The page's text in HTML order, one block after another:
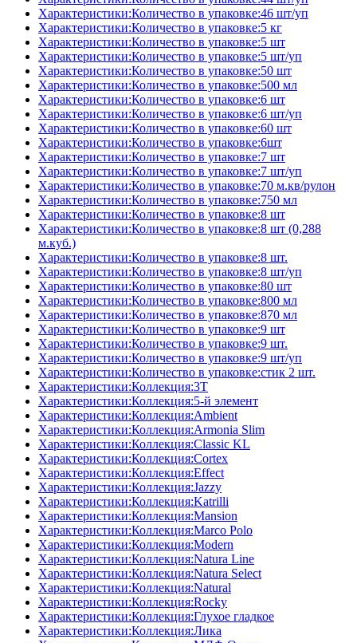
Характеристики:Количество в упаковке:46 шт/уп
Характеристики:Количество в упаковке:5 кг
Характеристики:Количество в упаковке:5 шт
Характеристики:Количество в упаковке:5 шт/уп
Характеристики:Количество в упаковке:50 шт
Характеристики:Количество в упаковке:500 мл
Характеристики:Количество в упаковке:6 шт
Характеристики:Количество в упаковке:6 шт/уп
Характеристики:Количество в упаковке:60 шт
Характеристики:Количество в упаковке:6шт
Характеристики:Количество в упаковке:7 шт
Характеристики:Количество в упаковке:7 шт/уп
Характеристики:Количество в упаковке:70 м.кв/рулон
Характеристики:Количество в упаковке:750 мл
Характеристики:Количество в упаковке:8 шт
Характеристики:Количество в упаковке:8 шт (0,288
м.куб.)
Характеристики:Количество в упаковке:8 шт.
Характеристики:Количество в упаковке:8 шт/уп
Характеристики:Количество в упаковке:80 шт
Характеристики:Количество в упаковке:800 мл
Характеристики:Количество в упаковке:870 мл
Характеристики:Количество в упаковке:9 шт
Характеристики:Количество в упаковке:9 шт.
Характеристики:Количество в упаковке:9 шт/уп
Характеристики:Количество в упаковке:стик 2 шт.
Характеристики:Коллекция:3T
Характеристики:Коллекция:5-й элемент
Характеристики:Коллекция:Ambient
Характеристики:Коллекция:Armonia Slim
Характеристики:Коллекция:Classic KL
Характеристики:Коллекция:Cortex
Характеристики:Коллекция:Effect
Характеристики:Коллекция:Jazzy
Характеристики:Коллекция:Katrilli
Характеристики:Коллекция:Mansion
Характеристики:Коллекция:Marco Polo
Характеристики:Коллекция:Modern
Характеристики:Коллекция:Natura Line
Характеристики:Коллекция:Natura Select
Характеристики:Коллекция:Natural
Характеристики:Коллекция:Rocky
Характеристики:Коллекция:Глухое гладкое
Характеристики:Коллекция:Лика